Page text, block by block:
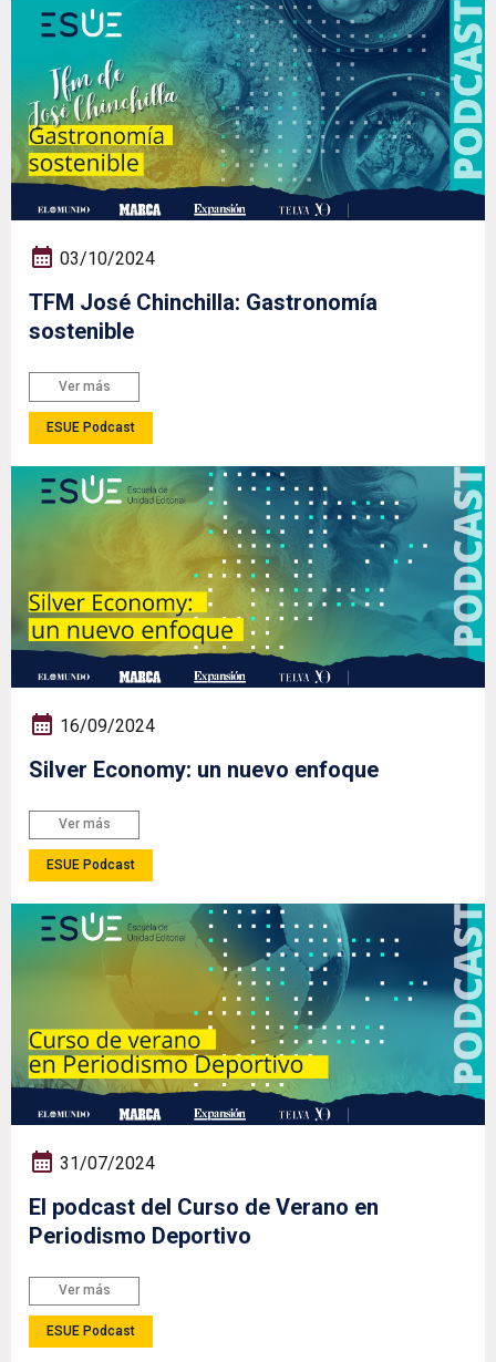
03/10/2024
TFM José Chinchilla: Gastronomía
sostenible
Ver más
ESUE Podcast
16/09/2024
Silver Economy: un nuevo enfoque
Ver más
ESUE Podcast
31/07/2024
El podcast del Curso de Verano en
Periodismo Deportivo
Ver más
ESUE Podcast